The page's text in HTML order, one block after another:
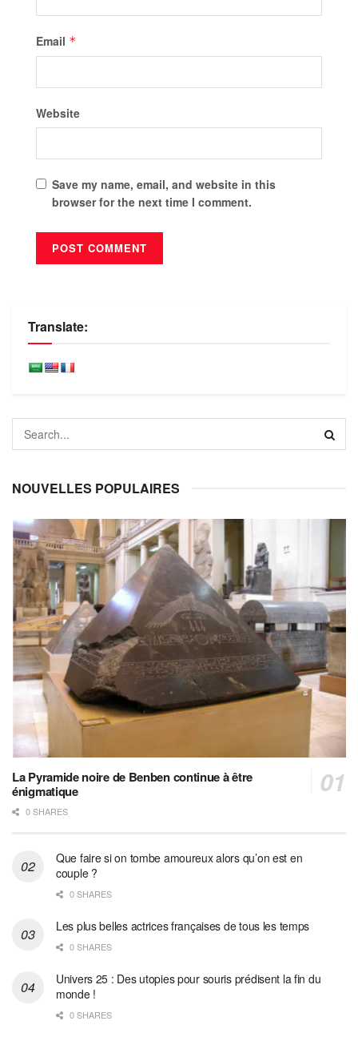
Email *
Website
Save my name, email, and website in this
browser for the next time I comment.
Translate:
NOUVELLES POPULAIRES
La Pyramide noire de Benben continue à être
énigmatique
0 SHARES
Que faire si on tombe amoureux alors qu’on est en
couple ?
0 SHARES
Les plus belles actrices françaises de tous les temps
0 SHARES
Univers 25 : Des utopies pour souris prédisent la fin du
monde !
0 SHARES